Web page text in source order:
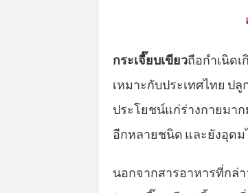
กระเจี๊ยบเขียวถือกำเนิด
เหมาะกับประเทศไทย ป
ประโยชน์แก่ร่างกายมา
อีกหลายชนิด และยังอุดม
นอกจากสารอาหารที่กล่